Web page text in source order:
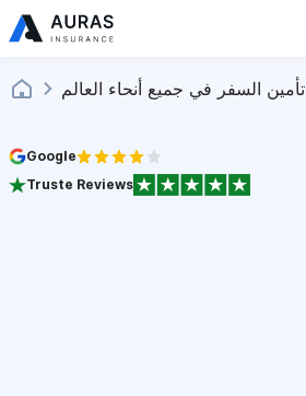
تأمين السفر في جميع أنحاء العالم
Google
Truste Reviews